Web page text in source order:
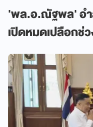
'พล.อ.ณัฐพล' อำ
เปิดหมดเปลือกช่